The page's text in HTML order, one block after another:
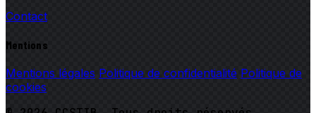
Contact
Mentions
Mentions légales Politique de confidentialité Politique de
cookies